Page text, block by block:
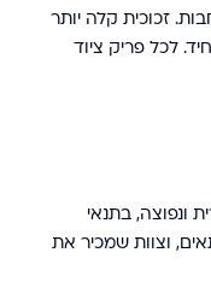
זכוכית קלה יותר
לכל פריק ציוד
ונפוצה, בתנאי
וצוות שמכיר את